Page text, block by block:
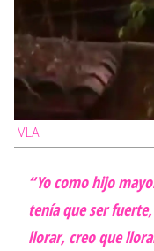
VLA
“Yo como hijo
tenía que ser
llorar, creo que